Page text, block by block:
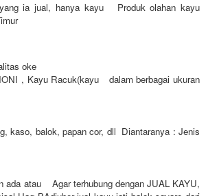
ia jual, hanya kayu Produk olahan kayu
oke
, Kayu Racuk(kayu dalam berbagai ukuran
kaso, balok, papan cor, dll Diantaranya : Jenis
ada atau Agar terhubung dengan JUAL KAYU,